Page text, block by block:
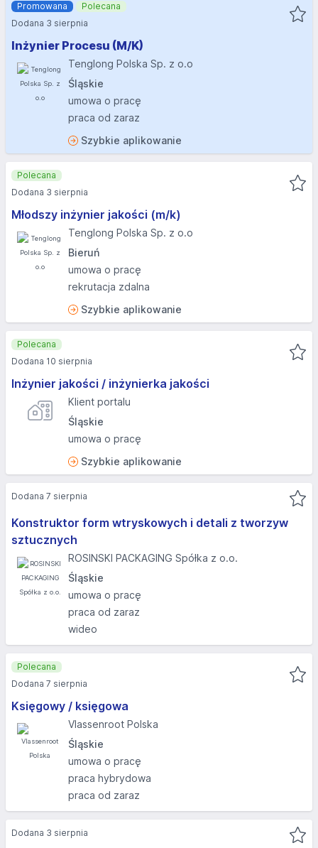
Inżynier Procesu (M/K)
Tenglong Polska Sp. z o.o
Śląskie
umowa o pracę
praca od zaraz
Szybkie aplikowanie
Promowana
Polecana
Dodana 3 sierpnia
Młodszy inżynier jakości (m/k)
Tenglong Polska Sp. z o.o
Bieruń
umowa o pracę
rekrutacja zdalna
Szybkie aplikowanie
Polecana
Dodana 3 sierpnia
Inżynier jakości / inżynierka jakości
Klient portalu
Śląskie
umowa o pracę
Szybkie aplikowanie
Polecana
Dodana 10 sierpnia
Konstruktor form wtryskowych i detali z tworzyw
sztucznych
ROSINSKI PACKAGING Spółka z o.o.
Śląskie
umowa o pracę
praca od zaraz
wideo
Dodana 7 sierpnia
Księgowy / księgowa
Vlassenroot Polska
Śląskie
umowa o pracę
praca hybrydowa
praca od zaraz
Polecana
Dodana 7 sierpnia
Dodana 3 sierpnia